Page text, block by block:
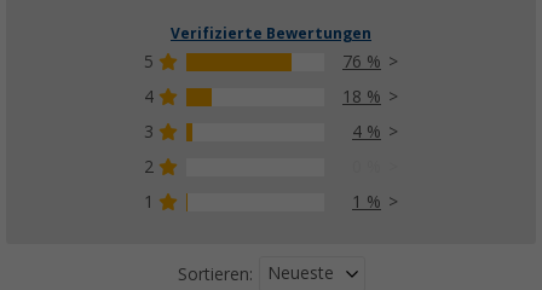
Verifizierte Bewertungen
5
76 %
4
18 %
3
4 %
2
1
1 %
Sortieren: Neueste